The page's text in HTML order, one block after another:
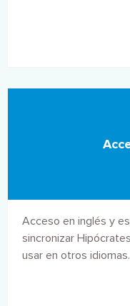
Acceso en inglés y
sincronizar
usar en otros idiomas.